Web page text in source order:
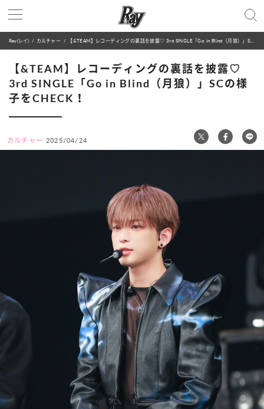
Ray(レイ) カルチャー 【&TEAM】レコーディングの裏話を披露♡ 3rd SINGLE「Go in Blind（月狼）」SCの様子をCHECK！
【&TEAM】レコーディングの裏話を披露♡
3rd SINGLE「Go in Blind（月狼）」SCの様
子をCHECK！
カルチャー 2025/04/24